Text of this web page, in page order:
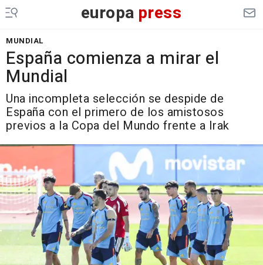
europa press
MUNDIAL
España comienza a mirar el
Mundial
Una incompleta selección se despide de
España con el primero de los amistosos
previos a la Copa del Mundo frente a Irak